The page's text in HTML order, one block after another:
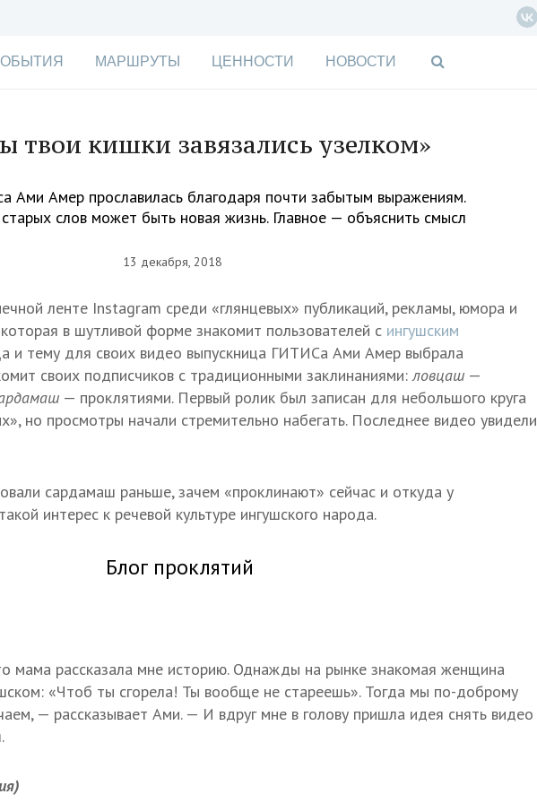
МАРШРУТЫ ЦЕННОСТИ НОВОСТИ
твои кишки завязались узелком»
Ами Амер прославилась благодаря почти забытым выражениям.
слов может быть новая жизнь. Главное — объяснить смысл
13 декабря, 2018
ленте Instagram среди «глянцевых» публикаций, рекламы, юмора и
в шутливой форме знакомит пользователей с ингушским
и тему для своих видео выпускница ГИТИСа Ами Амер выбрала
своих подписчиков с традиционными заклинаниями:ловцаш —
— проклятиями. Первый ролик был записан для небольшого круга
но просмотры начали стремительно набегать. Последнее видео увидели
сардамаш раньше, зачем «проклинают» сейчас и откуда у
интерес к речевой культуре ингушского народа.
Блог проклятий
мама рассказала мне историю. Однажды на рынке знакомая женщина
«Чтоб ты сгорела! Ты вообще не стареешь». Тогда мы по-доброму
— рассказывает Ами. — И вдруг мне в голову пришла идея снять видео